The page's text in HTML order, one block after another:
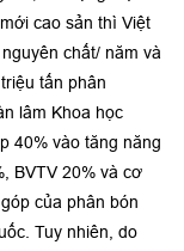
cao sản thì Việt
chất/ năm và
tấn phân
lâm Khoa học
40% vào tăng năng
BVTV 20% và cơ
của phân bón
Tuy nhiên, do